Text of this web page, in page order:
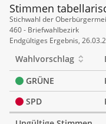
Stimmen
Stimmen
tabellarisch
Stichwahl der
460 - Briefwahlbezirk
Endgültiges Ergebnis,
Wahlvorschlag
GRÜNE
SPD